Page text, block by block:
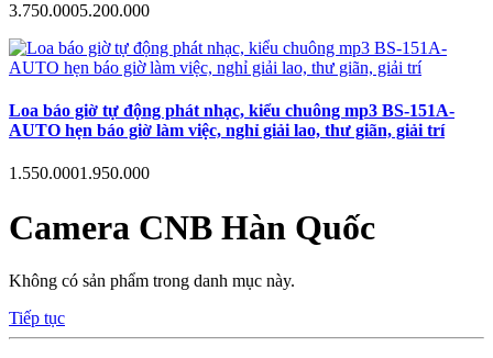
3.750.0005.200.000
Loa báo giờ tự động phát nhạc, kiểu chuông mp3 BS-151A-
AUTO hẹn báo giờ làm việc, nghỉ giải lao, thư giãn, giải trí
1.550.0001.950.000
Camera CNB Hàn Quốc
Không có sản phẩm trong danh mục này.
Tiếp tục